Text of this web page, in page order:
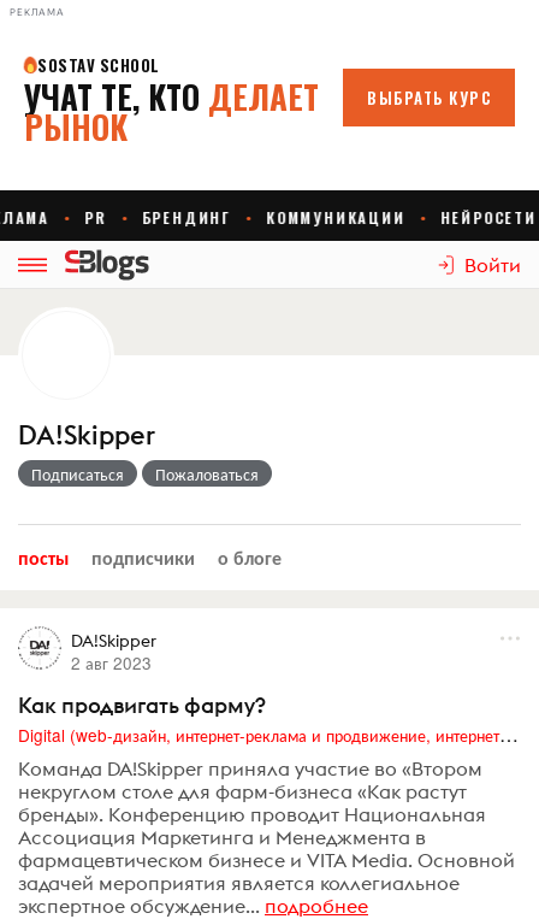
РЕКЛАМА
Войти
DA!Skipper
Подписаться Пожаловаться
посты подписчики о блоге
DA!Skipper
2 авг 2023
Как продвигать фарму?
Digital (web-дизайн, интернет-реклама и продвижение, интернет-сообщества и блоги, интернет-коммуникации, мобильный маркетинг, реклама на цифровых экранах)
Команда DA!Skipper приняла участие во «Втором
некруглом столе для фарм-бизнеса «Как растут
бренды». Конференцию проводит Национальная
Ассоциация Маркетинга и Менеджмента в
фармацевтическом бизнесе и VITA Media. Основной
задачей мероприятия является коллегиальное
экспертное обсуждение... подробнее